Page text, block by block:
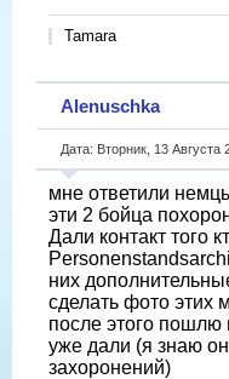
Tamara
Alenuschka
Дата: Вторник, 13
мне ответили
эти 2 бойца
Дали контакт того
них
сделать фото этих
после этого пошлю
уже дали (я знаю
захоронений)